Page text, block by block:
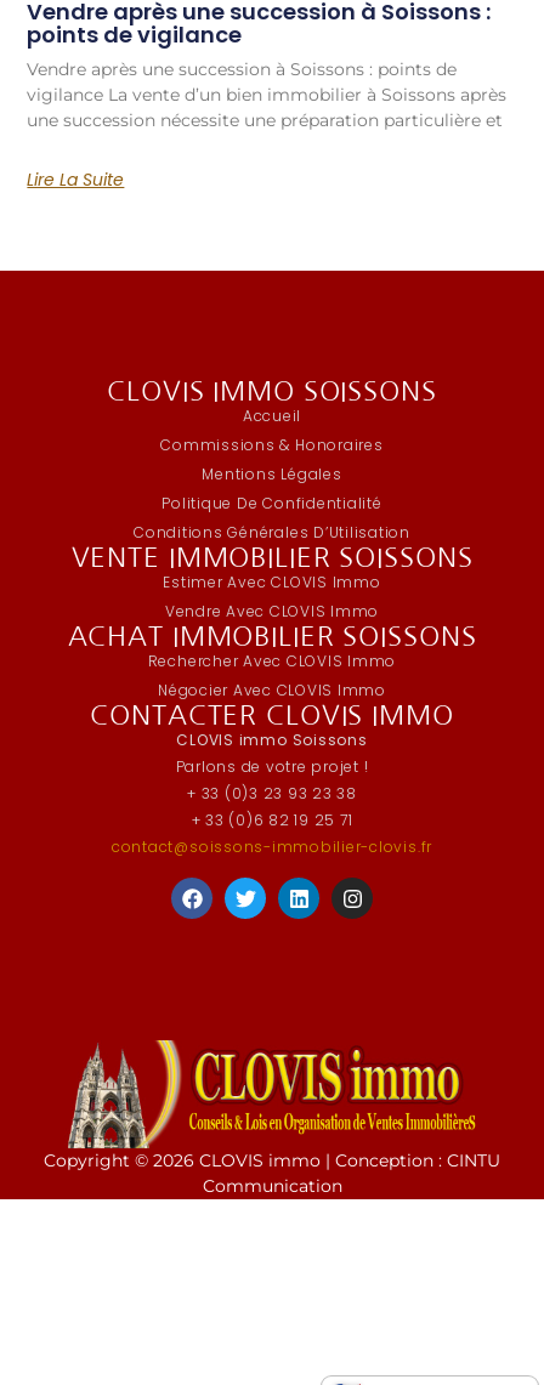
Vendre après une succession à Soissons :
points de vigilance
Vendre après une succession à Soissons : points de
vigilance La vente d’un bien immobilier à Soissons après
une succession nécessite une préparation particulière et
Lire La Suite
CLOVIS IMMO SOISSONS
Accueil
Commissions & Honoraires
Mentions Légales
Politique De Confidentialité
Conditions Générales D’Utilisation
VENTE IMMOBILIER SOISSONS
Estimer Avec CLOVIS Immo
Vendre Avec CLOVIS Immo
ACHAT IMMOBILIER SOISSONS
Rechercher Avec CLOVIS Immo
Négocier Avec CLOVIS Immo
CONTACTER CLOVIS IMMO
CLOVIS immo Soissons
Parlons de votre projet !
+ 33 (0)3 23 93 23 38
+ 33 (0)6 82 19 25 71
contact@soissons-immobilier-clovis.fr
Copyright © 2026 CLOVIS immo | Conception : CINTU
Communication